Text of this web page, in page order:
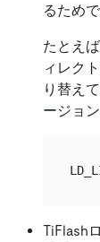
るためで
たとえば
ィレク
り替え
ージョ
TiFlash